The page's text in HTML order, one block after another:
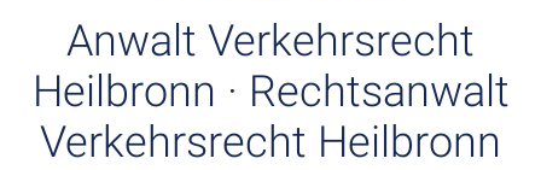
Anwalt Verkehrsrecht
Heilbronn · Rechtsanwalt
Verkehrsrecht Heilbronn